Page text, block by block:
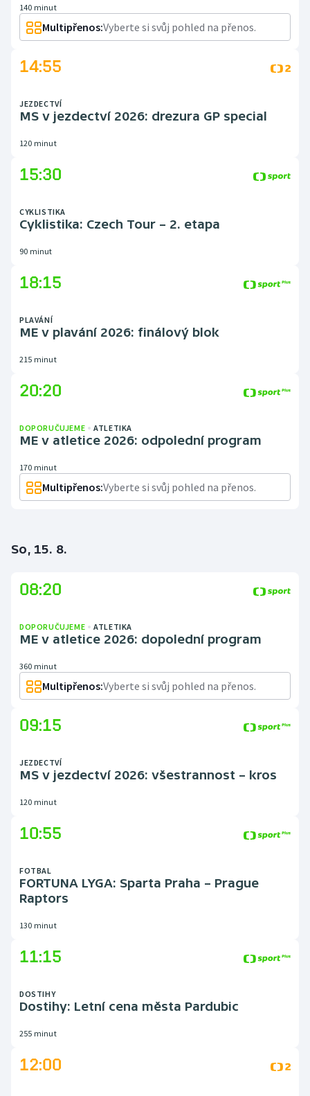
140 minut
Multipřenos:Vyberte si svůj pohled na přenos.
14:55
JEZDECTVÍ
MS v jezdectví 2026: drezura GP special
120 minut
15:30
CYKLISTIKA
Cyklistika: Czech Tour – 2. etapa
90 minut
18:15
PLAVÁNÍ
ME v plavání 2026: finálový blok
215 minut
20:20
DOPORUČUJEME ATLETIKA
ME v atletice 2026: odpolední program
170 minut
Multipřenos:Vyberte si svůj pohled na přenos.
So, 15. 8.
08:20
DOPORUČUJEME ATLETIKA
ME v atletice 2026: dopolední program
360 minut
Multipřenos:Vyberte si svůj pohled na přenos.
09:15
JEZDECTVÍ
MS v jezdectví 2026: všestrannost – kros
120 minut
10:55
FOTBAL
FORTUNA LYGA: Sparta Praha – Prague
Raptors
130 minut
11:15
DOSTIHY
Dostihy: Letní cena města Pardubic
255 minut
12:00